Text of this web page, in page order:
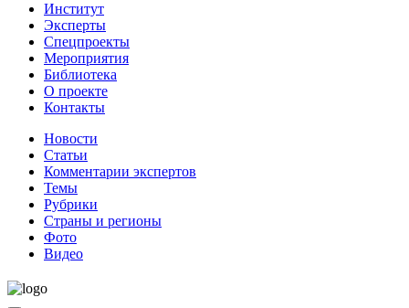
Институт
Эксперты
Спецпроекты
Мероприятия
Библиотека
О проекте
Контакты
Новости
Статьи
Комментарии экспертов
Темы
Рубрики
Страны и регионы
Фото
Видео